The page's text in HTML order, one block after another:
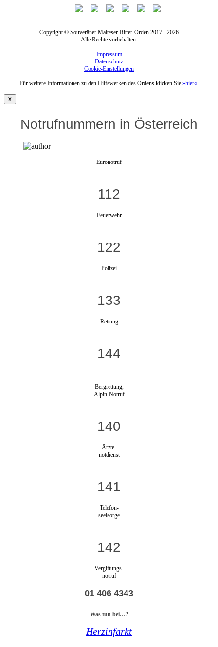
Copyright © Souveräner Malteser-Ritter-Orden 2017 - 2026
Alle Rechte vorbehalten.
Impressum
Datenschutz
Cookie-Einstellungen
Für weitere Informationen zu den Hilfswerken des Ordens klicken Sie »hier«
X
Notrufnummern in Österreich
Euronotruf
112
Feuerwehr
122
Polizei
133
Rettung
144
Bergrettung,
Alpin-Notruf
140
Ärzte-
notdienst
141
Telefon-
seelsorge
142
Vergiftungs-
notruf
01 406 4343
Was tun bei…?
Herzinfarkt